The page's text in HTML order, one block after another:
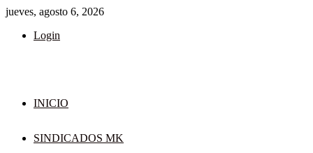
jueves, agosto 6, 2026
Login
INICIO
SINDICADOS MK